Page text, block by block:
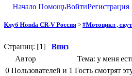
Начало ПомощьВойтиРегистрация
Клуб Honda CR-V Россия > #Мотоцикл ,
Страниц: [1] Вниз
Автор
Тема: у меня
0 Пользователей и 1 Гость смотрят